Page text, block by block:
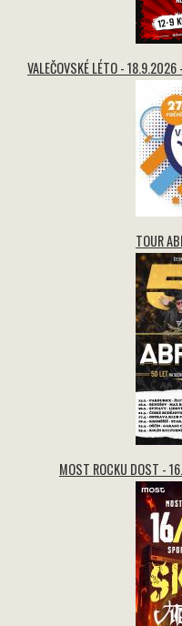
VALEČOVSKÉ LÉTO - 18.9.2026
TOUR
MOST ROCKU DOST -